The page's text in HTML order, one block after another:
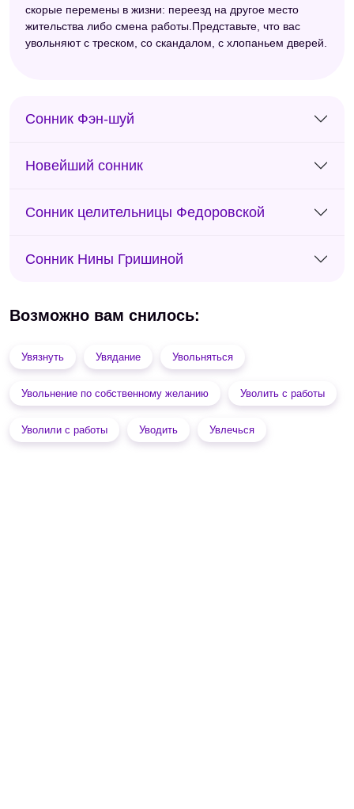
скорые перемены в жизни: переезд на другое место
жительства либо смена работы.Представьте, что вас
увольняют с треском, со скандалом, с хлопаньем дверей.
Сонник Фэн-шуй
Новейший сонник
Сонник целительницы Федоровской
Сонник Нины Гришиной
Возможно вам снилось:
Увязнуть Увядание Увольняться
Увольнение по собственному желанию Уволить с работы
Уволили с работы Уводить Увлечься